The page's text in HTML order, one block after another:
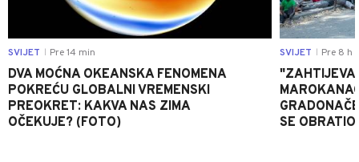
SVIJET Pre 14 min
DVA MOĆNA OKEANSKA FENOMENA
POKREĆU GLOBALNI VREMENSKI
PREOKRET: KAKVA NAS ZIMA
OČEKUJE? (FOTO)
SVIJET Pre 8 h
SE